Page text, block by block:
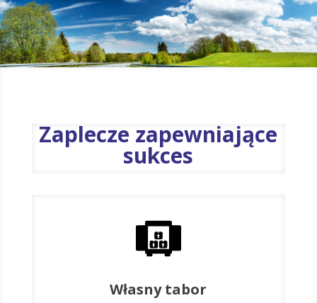
Zaplecze zapewniające
sukces
Własny tabor